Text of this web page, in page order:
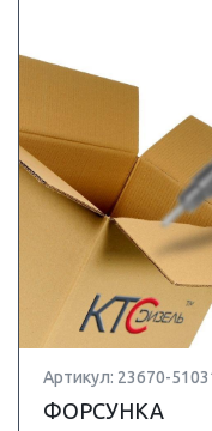
Артикул: 23670-
ФОРСУНКА